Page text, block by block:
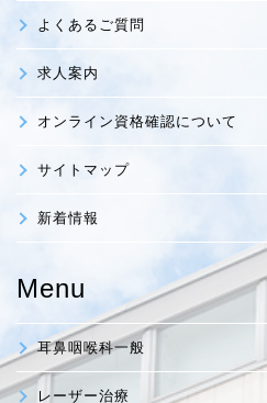
よくあるご質問
求人案内
オンライン資格確認について
サイトマップ
新着情報
Menu
耳鼻咽喉科一般
レーザー治療